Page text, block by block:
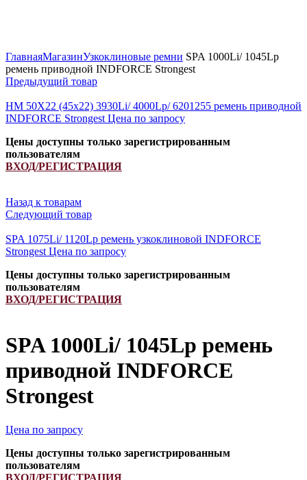
ГлавнаяМагазинУзкоклиновые ремни SPA 1000Li/ 1045Lp
ремень приводной INDFORCE Strongest
Предыдущий товар
HM 50X22 (45x22) 3930Li/ 4000Lp/ 6201255 ремень приводной
INDFORCE Strongest Цена по запросу
Цены доступны только зарегистрированным
пользователям
ВХОД/РЕГИСТРАЦИЯ
Назад к товарам
Следующий товар
SPA 1075Li/ 1120Lp ремень узкоклиновой INDFORCE
Strongest Цена по запросу
Цены доступны только зарегистрированным
пользователям
ВХОД/РЕГИСТРАЦИЯ
SPA 1000Li/ 1045Lp ремень
приводной INDFORCE
Strongest
Цена по запросу
Цены доступны только зарегистрированным
пользователям
ВХОД/РЕГИСТРАЦИЯ